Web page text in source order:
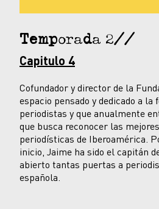
Temporada 2//
Capitulo 4
Cofundador y director de la
espacio pensado y dedicado a la
periodistas y que anualmente
que busca reconocer las
periodísticas de Iberoamérica.
inicio, Jaime ha sido el capitán
abierto tantas puertas a
española.